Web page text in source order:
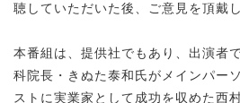
聴していただいた後、ご意見を頂戴
本番組は、提供社でもあり、出演者
科院長・きぬた泰和氏がメインパー
ストに実業家として成功を収めた西